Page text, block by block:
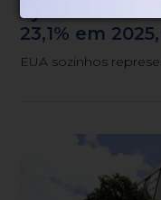
Ajuda
23,1% em
EUA sozinhos